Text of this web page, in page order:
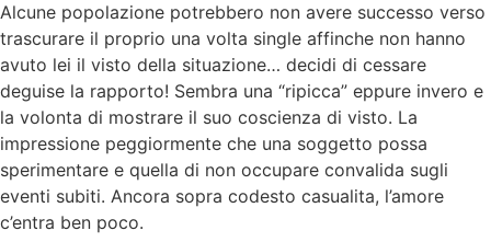
Alcune popolazione potrebbero non avere successo verso
trascurare il proprio una volta single affinche non hanno
avuto lei il visto della situazione… decidi di cessare
deguise la rapporto! Sembra una “ripicca” eppure invero e
la volonta di mostrare il suo coscienza di visto. La
impressione peggiormente che una soggetto possa
sperimentare e quella di non occupare convalida sugli
eventi subiti. Ancora sopra codesto casualita, l’amore
c’entra ben poco.